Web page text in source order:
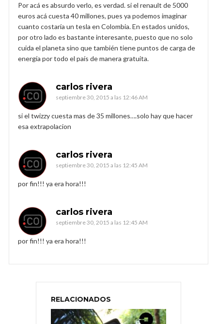
Por acá es absurdo verlo, es verdad. si el renault de 5000
euros acá cuesta 40 millones, pues ya podemos imaginar
cuanto costaría un tesla en Colombia. En estados unidos,
por otro lado es bastante interesante, puesto que no solo
cuida el planeta sino que también tiene puntos de carga de
energía por todo el país de manera gratuita.
carlos rivera
septiembre 30, 2015 a las 12:46 AM
si el twizzy cuesta mas de 35 millones….solo hay que hacer
esa extrapolacion
carlos rivera
septiembre 30, 2015 a las 12:45 AM
por fin!!! ya era hora!!!
carlos rivera
septiembre 30, 2015 a las 12:45 AM
por fin!!! ya era hora!!!
RELACIONADOS